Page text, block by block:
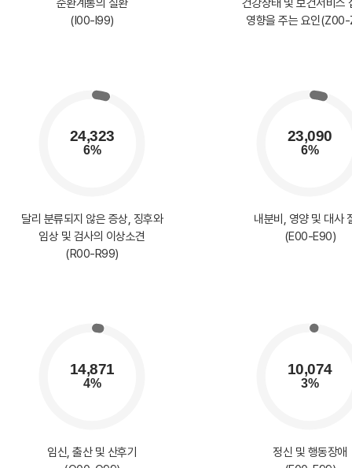
순환계통의 질환
(I00-I99)
건강상태 및 보건서비스
영향을 주는 요인
달리 분류되지 않은 증상, 징후와
임상 및 검사의 이상소견
(R00-R99)
내분비, 영양 및 대사
(E00-E90)
임신, 출산 및 산후기
정신 및 행동장애